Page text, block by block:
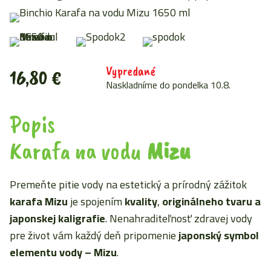
16,80€ Vypredané
Naskladníme do pondelka 10.8.
Popis
Karafa na vodu Mizu
Premeňte pitie vody na estetický a prírodný zážitok
karafa Mizuje spojenímkvality,originálneho tvaru a
japonskej kaligrafie. Nenahraditeľnosť zdravej vody
pre život vám každý deň pripomeniejaponský symbol
elementu vody – Mizu.